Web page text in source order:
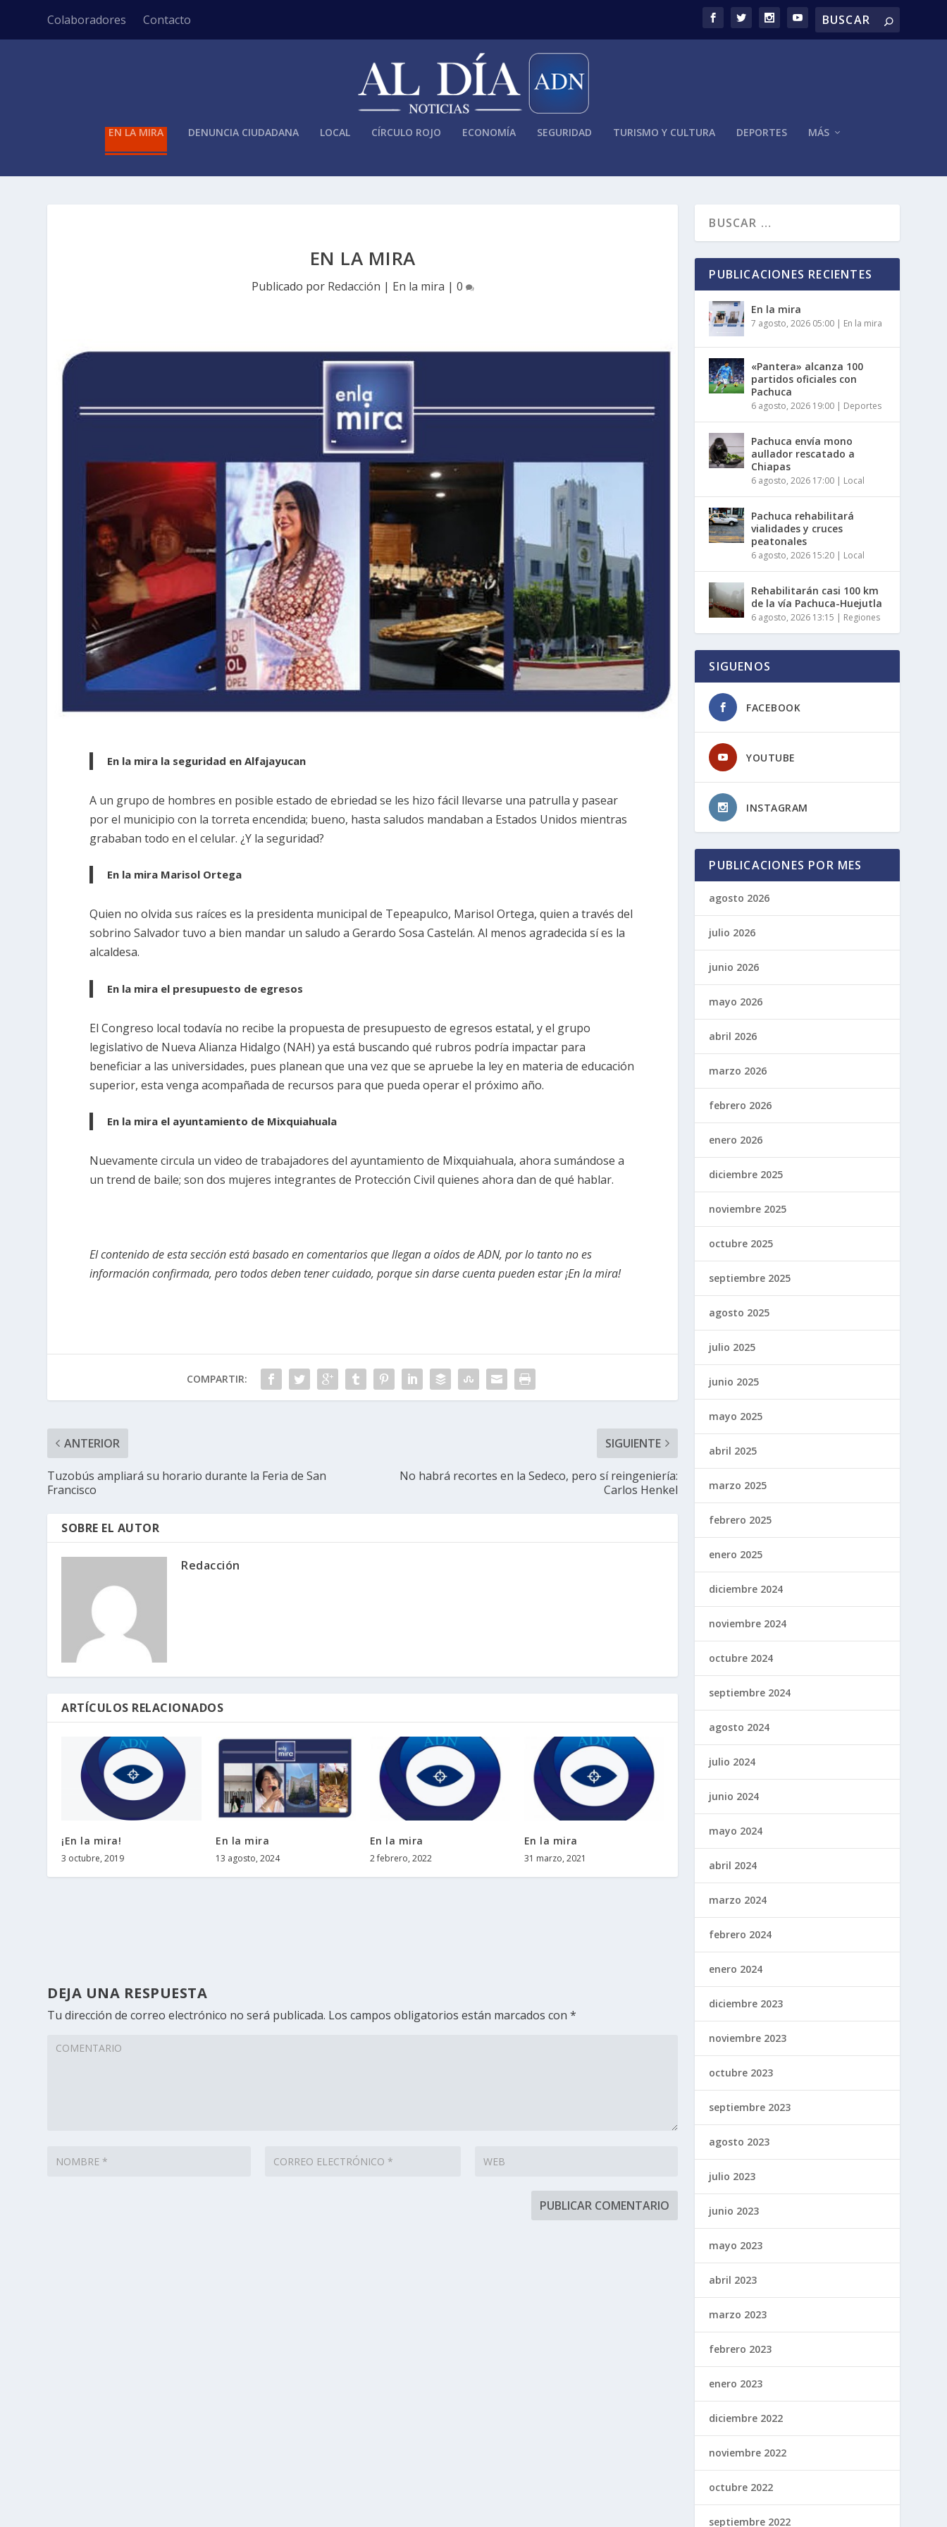
Colaboradores Contacto
EN LA MIRA DENUNCIA CIUDADANA LOCAL CÍRCULO ROJO ECONOMÍA SEGURIDAD TURISMO Y CULTURA DEPORTES MÁS
EN LA MIRA
Publicado por Redacción | En la mira | 0
En la mira la seguridad en Alfajayucan
A un grupo de hombres en posible estado de ebriedad se les hizo fácil llevarse una patrulla y pasear
por el municipio con la torreta encendida; bueno, hasta saludos mandaban a Estados Unidos mientras
grababan todo en el celular. ¿Y la seguridad?
En la mira Marisol Ortega
Quien no olvida sus raíces es la presidenta municipal de Tepeapulco, Marisol Ortega, quien a través del
sobrino Salvador tuvo a bien mandar un saludo a Gerardo Sosa Castelán. Al menos agradecida sí es la
alcaldesa.
En la mira el presupuesto de egresos
El Congreso local todavía no recibe la propuesta de presupuesto de egresos estatal, y el grupo
legislativo de Nueva Alianza Hidalgo (NAH) ya está buscando qué rubros podría impactar para
beneficiar a las universidades, pues planean que una vez que se apruebe la ley en materia de educación
superior, esta venga acompañada de recursos para que pueda operar el próximo año.
En la mira el ayuntamiento de Mixquiahuala
Nuevamente circula un video de trabajadores del ayuntamiento de Mixquiahuala, ahora sumándose a
un trend de baile; son dos mujeres integrantes de Protección Civil quienes ahora dan de qué hablar.
El contenido de esta sección está basado en comentarios que llegan a oídos de ADN, por lo tanto no es
información confirmada, pero todos deben tener cuidado, porque sin darse cuenta pueden estar ¡En la mira!
COMPARTIR:
ANTERIOR
Tuzobús ampliará su horario durante la Feria de San
Francisco
SIGUIENTE
No habrá recortes en la Sedeco, pero sí reingeniería:
Carlos Henkel
SOBRE EL AUTOR
Redacción
ARTÍCULOS RELACIONADOS
¡En la mira!
3 octubre, 2019
En la mira
13 agosto, 2024
En la mira
2 febrero, 2022
En la mira
31 marzo, 2021
DEJA UNA RESPUESTA
Tu dirección de correo electrónico no será publicada. Los campos obligatorios están marcados con*
PUBLICACIONES RECIENTES
En la mira
7 agosto, 2026 05:00 | En la mira
«Pantera» alcanza 100
partidos oficiales con
Pachuca
6 agosto, 2026 19:00 | Deportes
Pachuca envía mono
aullador rescatado a
Chiapas
6 agosto, 2026 17:00 | Local
Pachuca rehabilitará
vialidades y cruces
peatonales
6 agosto, 2026 15:20 | Local
Rehabilitarán casi 100 km
de la vía Pachuca-Huejutla
6 agosto, 2026 13:15 | Regiones
SIGUENOS
FACEBOOK
YOUTUBE
INSTAGRAM
PUBLICACIONES POR MES
agosto 2026
julio 2026
junio 2026
mayo 2026
abril 2026
marzo 2026
febrero 2026
enero 2026
diciembre 2025
noviembre 2025
octubre 2025
septiembre 2025
agosto 2025
julio 2025
junio 2025
mayo 2025
abril 2025
marzo 2025
febrero 2025
enero 2025
diciembre 2024
noviembre 2024
octubre 2024
septiembre 2024
agosto 2024
julio 2024
junio 2024
mayo 2024
abril 2024
marzo 2024
febrero 2024
enero 2024
diciembre 2023
noviembre 2023
octubre 2023
septiembre 2023
agosto 2023
julio 2023
junio 2023
mayo 2023
abril 2023
marzo 2023
febrero 2023
enero 2023
diciembre 2022
noviembre 2022
octubre 2022
septiembre 2022